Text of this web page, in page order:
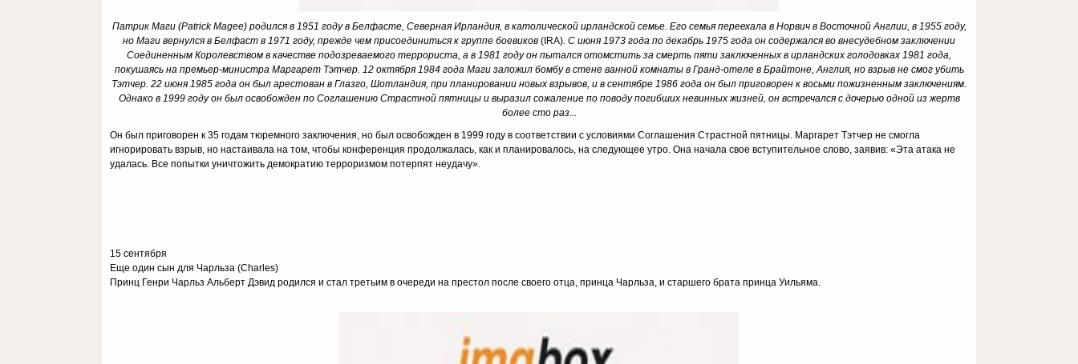
Патрик Маги (Patrick Magee) родился в 1951 году в Белфасте, Северная Ирландия, в католической ирландской семье. Его семья переехала в Норвич в Восточной Англии, в 1955 году,
но Маги вернулся в Белфаст в 1971 году, прежде чем присоединиться к группе боевиков (IRA). С июня 1973 года по декабрь 1975 года он содержался во внесудебном заключении
Соединенным Королевством в качестве подозреваемого террориста, а в 1981 году он пытался отомстить за смерть пяти заключенных в ирландских голодовках 1981 года,
покушаясь на премьер-министра Маргарет Тэтчер. 12 октября 1984 года Маги заложил бомбу в стене ванной комнаты в Гранд-отеле в Брайтоне, Англия, но взрыв не смог убить
Тэтчер. 22 июня 1985 года он был арестован в Глазго, Шотландия, при планировании новых взрывов, и в сентябре 1986 года он был приговорен к восьми пожизненным заключениям.
Однако в 1999 году он был освобожден по Соглашению Страстной пятницы и выразил сожаление по поводу погибших невинных жизней, он встречался с дочерью одной из жертв
более сто раз...
Он был приговорен к 35 годам тюремного заключения, но был освобожден в 1999 году в соответствии с условиями Соглашения Страстной пятницы. Маргарет Тэтчер не смогла
игнорировать взрыв, но настаивала на том, чтобы конференция продолжалась, как и планировалось, на следующее утро. Она начала свое вступительное слово, заявив: «Эта атака не
удалась. Все попытки уничтожить демократию терроризмом потерпят неудачу».
15 сентября
Еще один сын для Чарльза (Charles)
Принц Генри Чарльз Альберт Дэвид родился и стал третьим в очереди на престол после своего отца, принца Чарльза, и старшего брата принца Уильяма.